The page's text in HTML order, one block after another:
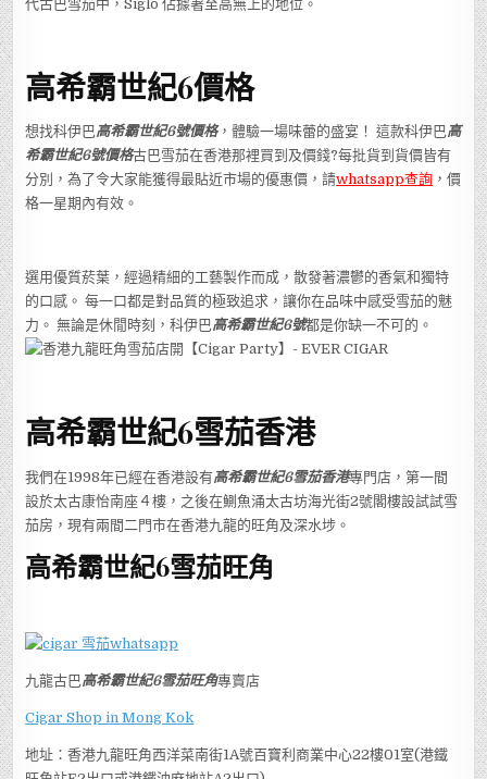
代古巴雪茄中，Siglo 佔據著至高無上的地位。
高希霸世紀6價格
想找科伊巴高希霸世紀6號價格，體驗一場味蕾的盛宴！ 這款科伊巴高
希霸世紀6號價格古巴雪茄在香港那裡買到及價錢?每批貨到貨價皆有
分別，為了令大家能獲得最貼近市場的優惠價，請whatsapp查詢 ，價
格一星期內有效。
選用優質菸葉，經過精細的工藝製作而成，散發著濃鬱的香氣和獨特
的口感。 每一口都是對品質的極致追求，讓你在品味中感受雪茄的魅
力。 無論是休閒時刻，科伊巴高希霸世紀6號都是你缺一不可的。
高希霸世紀6雪茄香港
我們在1998年已經在香港設有高希霸世紀6雪茄香港專門店，第一間
設於太古康怡南座４樓，之後在鰂魚涌太古坊海光街2號閣樓設試試雪
茄房，現有兩間二門市在香港九龍的旺角及深水埗。
高希霸世紀6雪茄旺角
九龍古巴高希霸世紀6雪茄旺角專賣店
Cigar Shop in Mong Kok
地址：香港九龍旺角西洋菜南街1A號百寶利商業中心22樓01室(港鐵